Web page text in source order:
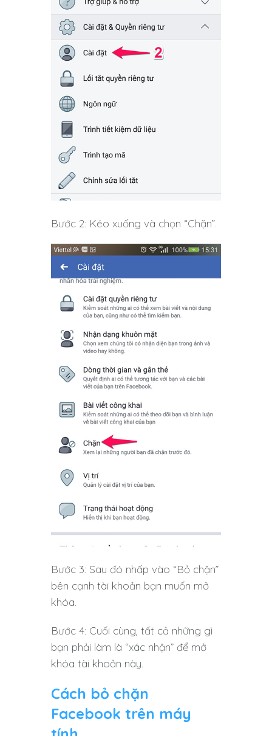
Bước 2: Kéo xuống và chọn “Chặn”.
Bước 3: Sau đó nhấp vào “Bỏ chặn”
bên cạnh tài khoản bạn muốn mở
khóa.
Bước 4: Cuối cùng, tất cả những gì
bạn phải làm là “xác nhận” để mở
khóa tài khoản này.
Cách bỏ chặn
Facebook trên máy